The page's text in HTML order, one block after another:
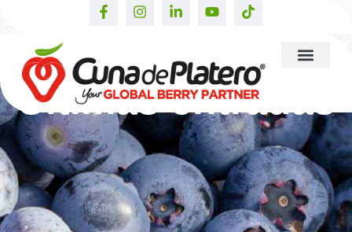
Últimas entradas